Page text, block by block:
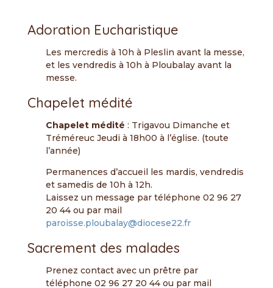
Adoration Eucharistique
Les mercredis à 10h à Pleslin avant la messe,
et les vendredis à 10h à Ploubalay avant la
messe.
Chapelet médité
Chapelet médité : Trigavou Dimanche et
Tréméreuc Jeudi à 18h00 à l’église. (toute
l’année)
Permanences d’accueil les mardis, vendredis
et samedis de 10h à 12h.
Laissez un message par téléphone 02 96 27
20 44 ou par mail
paroisse.ploubalay@diocese22.fr
Sacrement des malades
Prenez contact avec un prêtre par
téléphone 02 96 27 20 44 ou par mail